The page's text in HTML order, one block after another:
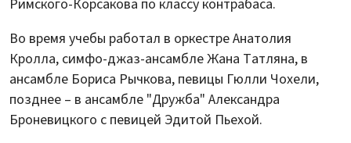
Римского-Корсакова по классу контрабаса.
Во время учебы работал в оркестре Анатолия
Кролла, симфо-джаз-ансамбле Жана Татляна, в
ансамбле Бориса Рычкова, певицы Гюлли Чохели,
позднее – в ансамбле "Дружба" Александра
Броневицкого с певицей Эдитой Пьехой.